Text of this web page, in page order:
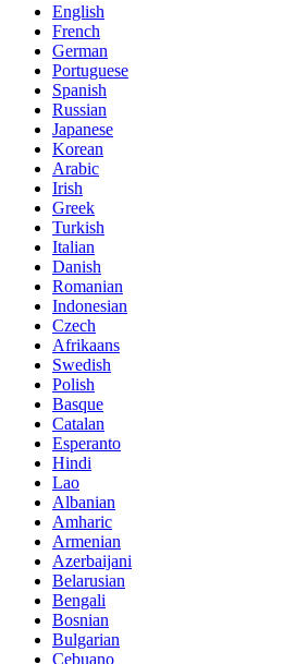
English
French
German
Portuguese
Spanish
Russian
Japanese
Korean
Arabic
Irish
Greek
Turkish
Italian
Danish
Romanian
Indonesian
Czech
Afrikaans
Swedish
Polish
Basque
Catalan
Esperanto
Hindi
Lao
Albanian
Amharic
Armenian
Azerbaijani
Belarusian
Bengali
Bosnian
Bulgarian
Cebuano